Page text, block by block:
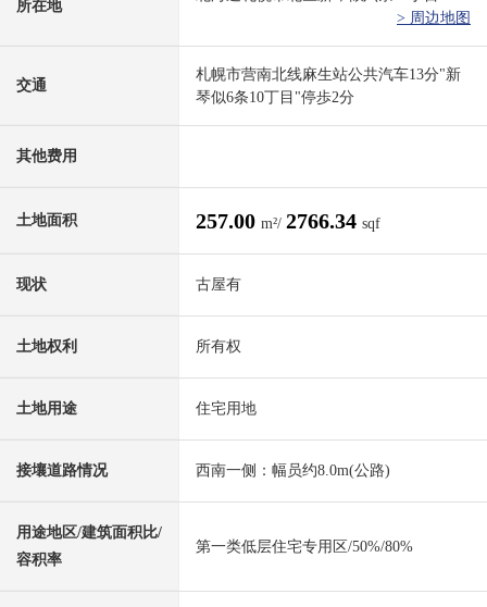
所在地
> 周边地图
交通
札幌市营南北线麻生站公共汽车13分"新
琴似6条10丁目"停歩2分
其他费用
土地面积 257.00 m²/ 2766.34 sqf
现状 古屋有
土地权利 所有权
土地用途 住宅用地
接壤道路情况 西南一侧：幅员约8.0m(公路)
用途地区/建筑面积比/
容积率
第一类低层住宅专用区/50%/80%